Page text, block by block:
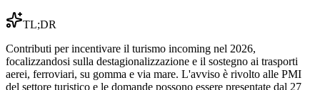
TL;DR
Contributi per incentivare il turismo incoming nel 2026,
focalizzandosi sulla destagionalizzazione e il sostegno ai trasporti
aerei, ferroviari, su gomma e via mare. L'avviso è rivolto alle PMI
del settore turistico e le domande possono essere presentate dal 27